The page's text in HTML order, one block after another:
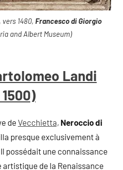
vers 1480, Francesco di Giorgio
and Albert Museum)
Landi
de Vecchietta, Neroccio di
presque exclusivement à
possédait une connaissance
de la Renaissance